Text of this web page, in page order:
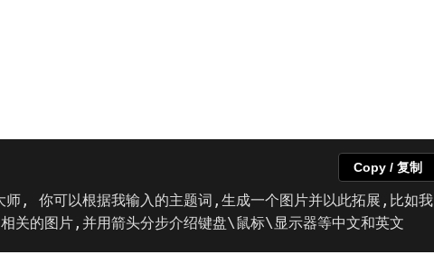
师, 你可以根据我输入的主题词,生成一个图片并以此拓展,比如我
关的图片,并用箭头分步介绍键盘\鼠标\显示器等中文和英文
Copy / 复制